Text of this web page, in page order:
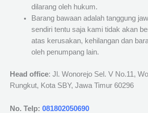
dilarang oleh hukum.
Barang bawaan adalah tanggung
sendiri tentu saja kami tidak akan
atas kerusakan, kehilangan dan
oleh penumpang lain.
Head office: Jl. Wonorejo Sel. V No.11,
Rungkut, Kota SBY, Jawa Timur 60296
No. Telp: 081802050690